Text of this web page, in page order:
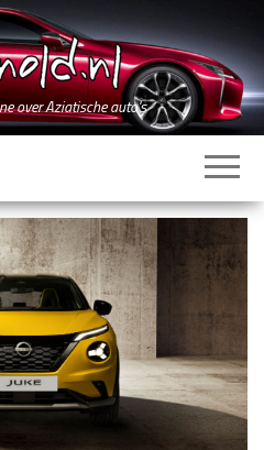
over Aziatische auto's